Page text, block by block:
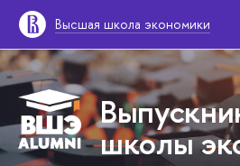
Высшая школа экономики
школы